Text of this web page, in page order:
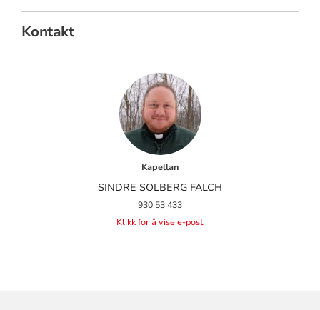
Kontakt
Kapellan
SINDRE SOLBERG FALCH
930 53 433
Klikk for å vise e-post